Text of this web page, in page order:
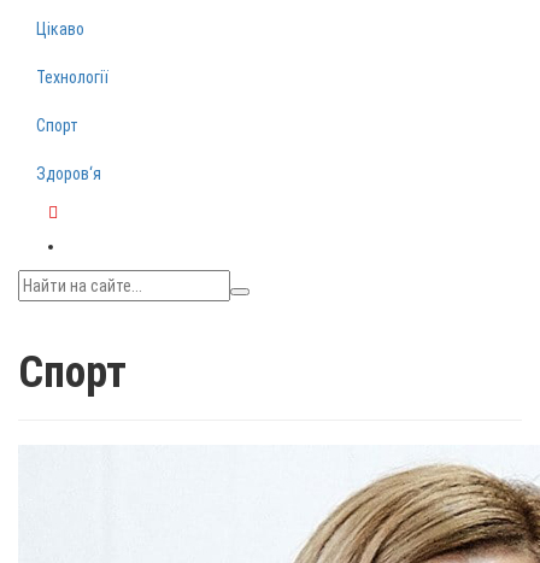
Цікаво
Технології
Спорт
Здоров‘я
Спорт